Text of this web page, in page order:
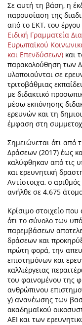
Σε αυτή τη βάση, η
παρουσίαση της
από το ΕΚΤ, του
Ειδική Γραμματεία
Ευρωπαϊκού
και Επενδύσεων) και
παρακολούθηση των
υλοποιούνται σε
τριτοβάθμιας
με διδακτικό
μέσω εκπόνησης
ερευνών και τη
έμφαση στη
Σημειώνεται ότι από
Δράσεων (2017) έως
καλύφθηκαν από τις
και ερευνητική
Αντίστοιχα, ο
ανήλθε σε 4.675
Κρίσιμο στοιχείο
ότι το σύνολο των
παρεμβάσεων
δράσεων και
πρώτη φορά, την
επιστημόνων και
καλλιέργειας
του φαινομένου της
ανθρώπινου
γ) ανανέωσης των
ακαδημαϊκού
ΑΕΙ και των